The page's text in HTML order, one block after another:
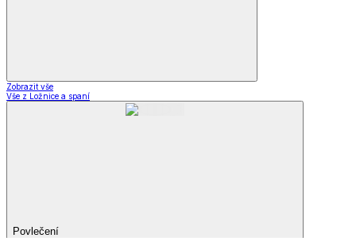
Zobrazit vše
Vše z Ložnice a spaní
Povlečení